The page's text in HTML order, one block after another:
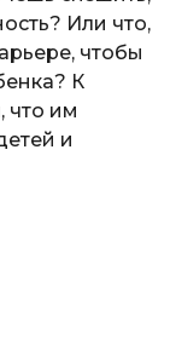
Или что,
чтобы
К
что им
и